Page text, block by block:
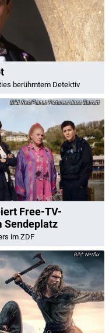
berühmtem Detektiv
Red Planet Pictures/Joss Barratt
Free-TV-
Sendeplatz
im ZDF
Netflix